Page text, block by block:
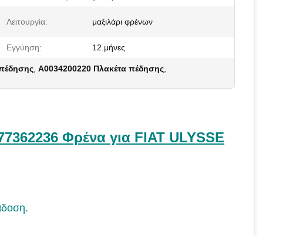
Λειτουργία: μαξιλάρι φρένων
Εγγύηση: 12 μήνες
Α0034200220 Πλακέτα πέδησης
Φρένα για FIAT ULYSSE